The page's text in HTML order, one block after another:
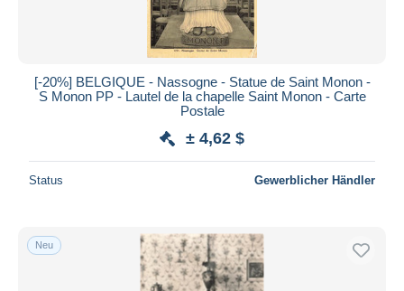
[-20%] BELGIQUE - Nassogne - Statue de Saint Monon -
S Monon PP - Lautel de la chapelle Saint Monon - Carte
Postale
± 4,62 $
Status Gewerblicher Händler
Neu